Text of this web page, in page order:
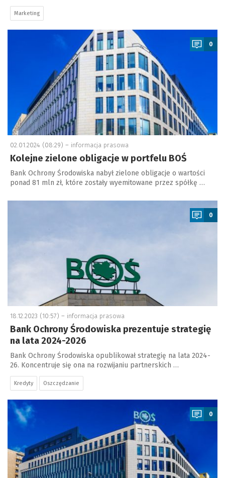
Marketing
a
0
02.01.2024 (08:29) – informacja prasowa
Kolejne zielone obligacje w portfelu BOŚ
Bank Ochrony Środowiska nabył zielone obligacje o wartości
ponad 81 mln zł, które zostały wyemitowane przez spółkę …
a
0
18.12.2023 (10:57) – informacja prasowa
Bank Ochrony Środowiska prezentuje strategię
na lata 2024-2026
Bank Ochrony Środowiska opublikował strategię na lata 2024-
26. Koncentruje się ona na rozwijaniu partnerskich …
Kredyty Oszczędzanie
a
0